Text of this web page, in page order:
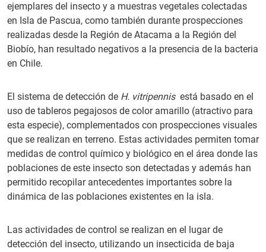
ejemplares del insecto y a muestras vegetales colectadas
en Isla de Pascua, como también durante prospecciones
realizadas desde la Región de Atacama a la Región del
Biobío, han resultado negativos a la presencia de la bacteria
en Chile.
El sistema de detección de H. vitripennisestá basado en el
uso de tableros pegajosos de color amarillo (atractivo para
esta especie), complementados con prospecciones visuales
que se realizan en terreno. Estas actividades permiten tomar
medidas de control químico y biológico en el área donde las
poblaciones de este insecto son detectadas y además han
permitido recopilar antecedentes importantes sobre la
dinámica de las poblaciones existentes en la isla.
Las actividades de control se realizan en el lugar de
detección del insecto, utilizando un insecticida de baja